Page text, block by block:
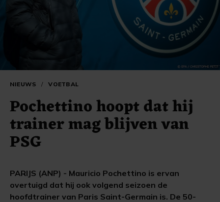
NIEUWS / VOETBAL
Pochettino hoopt dat hij
trainer mag blijven van
PSG
PARIJS (ANP) - Mauricio Pochettino is ervan
overtuigd dat hij ook volgend seizoen de
hoofdtrainer van Paris Saint-Germain is. De 50-